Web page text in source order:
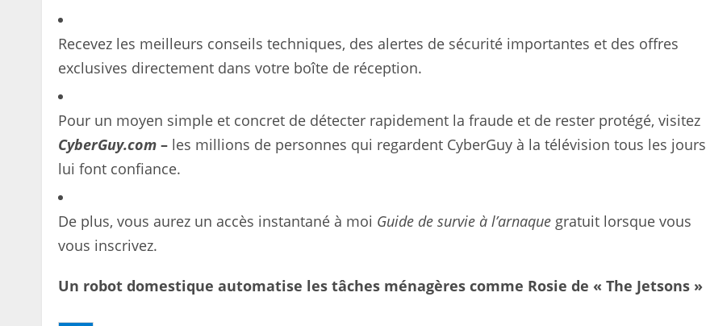
Recevez les meilleurs conseils techniques, des alertes de sécurité importantes et des offres
exclusives directement dans votre boîte de réception.
Pour un moyen simple et concret de détecter rapidement la fraude et de rester protégé, visitez
CyberGuy.com – les millions de personnes qui regardent CyberGuy à la télévision tous les jours
lui font confiance.
De plus, vous aurez un accès instantané à moi Guide de survie à l’arnaque gratuit lorsque vous
vous inscrivez.
Un robot domestique automatise les tâches ménagères comme Rosie de « The Jetsons »